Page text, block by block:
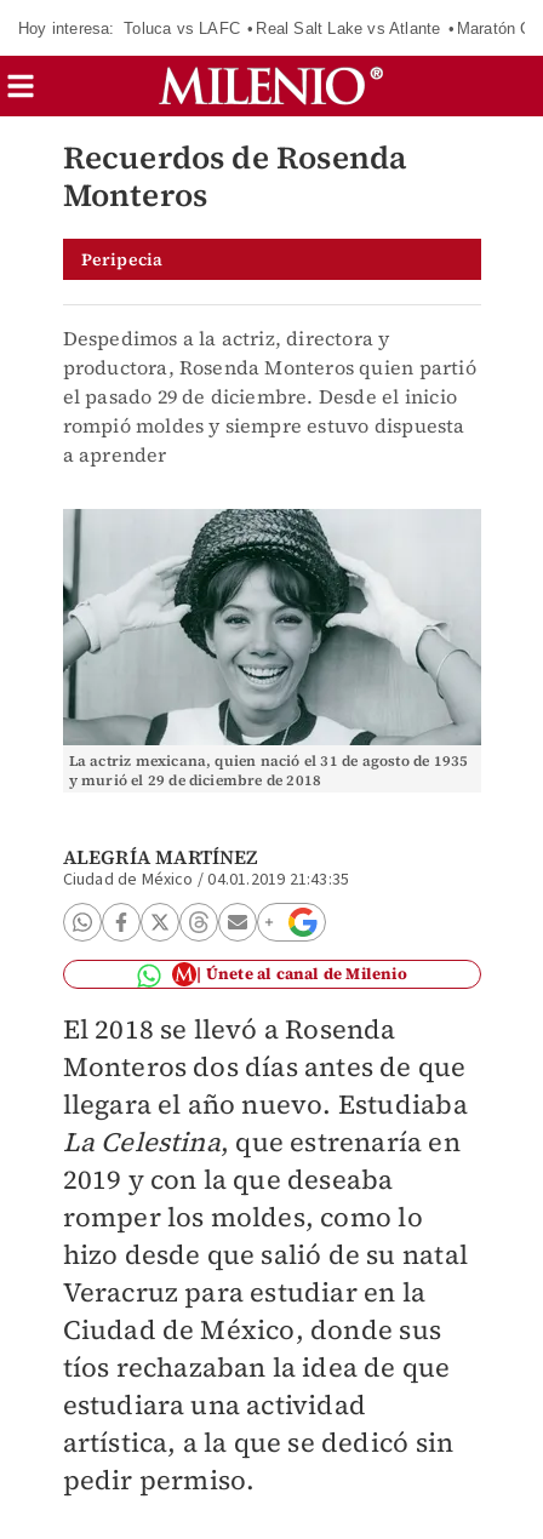
Hoy interesa: Toluca vs LAFC Real Salt Lake vs Atlante Maratón
Recuerdos de Rosenda
Monteros
Peripecia
Despedimos a la actriz, directora y
productora, Rosenda Monteros quien partió
el pasado 29 de diciembre. Desde el inicio
rompió moldes y siempre estuvo dispuesta
a aprender
La actriz mexicana, quien nació el 31 de agosto de 1935
y murió el 29 de diciembre de 2018
ALEGRÍA MARTÍNEZ
Ciudad de México /04.01.2019 21:43:35
Únete al canal de Milenio
El 2018 se llevó a Rosenda
Monteros dos días antes de que
llegara el año nuevo. Estudiaba
La Celestina, que estrenaría en
2019 y con la que deseaba
romper los moldes, como lo
hizo desde que salió de su natal
Veracruz para estudiar en la
Ciudad de México, donde sus
tíos rechazaban la idea de que
estudiara una actividad
artística, a la que se dedicó sin
pedir permiso.